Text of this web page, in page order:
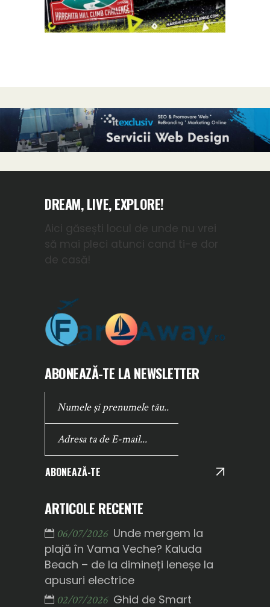
DREAM, LIVE, EXPLORE!
Aici găsești locul de unde nu vrei
să mai pleci atunci cand ti-e dor
de casă!
ABONEAZĂ-TE LA NEWSLETTER
ABONEAZĂ-TE
ARTICOLE RECENTE
06/07/2026 Unde mergem la
plajă în Vama Veche? Kaluda
Beach – de la dimineți leneșe la
apusuri electrice
02/07/2026 Ghid de Smart